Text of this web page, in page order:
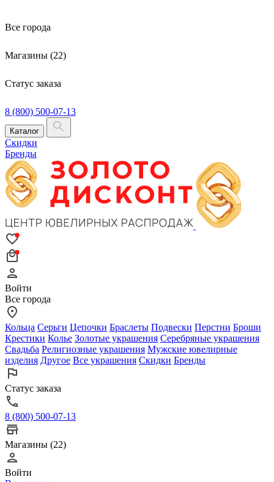
Все города
Магазины (22)
Статус заказа
8 (800) 500-07-13
Каталог
Скидки
Бренды
Войти
Все города
Кольца Серьги Цепочки Браслеты Подвески Перстни Броши
Крестики Колье Золотые украшения Серебряные украшения
Свадьба Религиозные украшения Мужские ювелирные
изделия Другое Все украшения Скидки Бренды
Статус заказа
8 (800) 500-07-13
Магазины (22)
Войти